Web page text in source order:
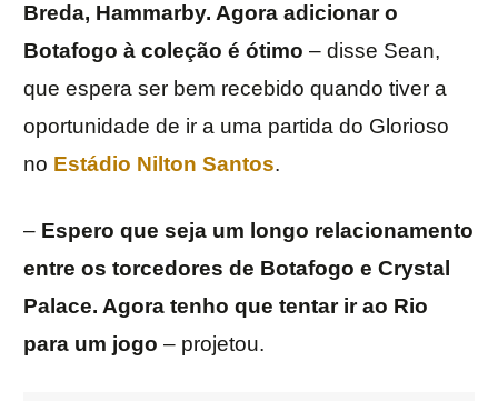
Breda, Hammarby. Agora adicionar o
Botafogo à coleção é ótimo – disse Sean,
que espera ser bem recebido quando tiver a
oportunidade de ir a uma partida do Glorioso
no Estádio Nilton Santos.
– Espero que seja um longo relacionamento
entre os torcedores de Botafogo e Crystal
Palace. Agora tenho que tentar ir ao Rio
para um jogo – projetou.